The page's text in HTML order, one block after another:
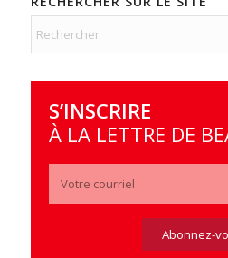
S’INSCRIRE
À LA LETTRE DE